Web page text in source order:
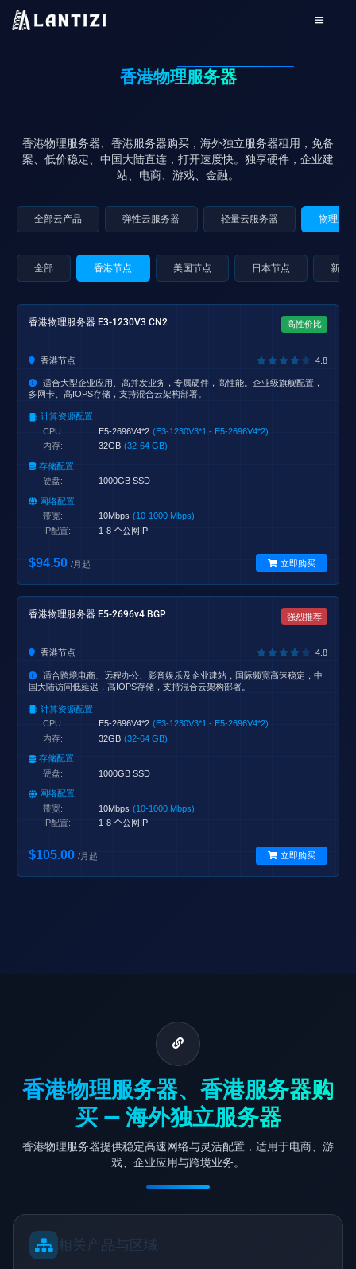
香港物理服务器
香港物理服务器、香港服务器购买，海外独立服务器租用，免备
案、低价稳定、中国大陆直连，打开速度快。独享硬件，企业建
站、电商、游戏、金融。
全部云产品 弹性云服务器 轻量云服务器 物理服
全部 香港节点 美国节点 日本节点 新加
香港物理服务器 E3-1230V3 CN2 高性价比
香港节点 4.8
适合大型企业应用、高并发业务，专属硬件，高性能。企业级旗舰配置，
多网卡、高IOPS存储，支持混合云架构部署。
计算资源配置
CPU:
E5-2696V4*2 (E3-1230V3*1 - E5-2696V4*2)
内存:
32GB (32-64 GB)
存储配置
硬盘:
1000GB SSD
网络配置
带宽:
10Mbps (10-1000 Mbps)
IP配置:
1-8 个公网IP
$94.50 /月起 立即购买
香港物理服务器 E5-2696v4 BGP 强烈推荐
香港节点 4.8
适合跨境电商、远程办公、影音娱乐及企业建站，国际频宽高速稳定，中
国大陆访问低延迟，高IOPS存储，支持混合云架构部署。
计算资源配置
CPU:
E5-2696V4*2 (E3-1230V3*1 - E5-2696V4*2)
内存:
32GB (32-64 GB)
存储配置
硬盘:
1000GB SSD
网络配置
带宽:
10Mbps (10-1000 Mbps)
IP配置:
1-8 个公网IP
$105.00 /月起 立即购买
香港物理服务器、香港服务器购
买 — 海外独立服务器
香港物理服务器提供稳定高速网络与灵活配置，适用于电商、游
戏、企业应用与跨境业务。
相关产品与区域